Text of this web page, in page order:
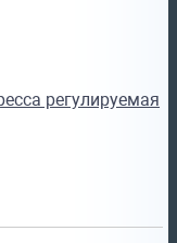
регулируемая